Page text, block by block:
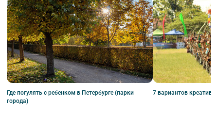
Где погулять с ребенком в Петербурге (парки
города)
7 вариантов